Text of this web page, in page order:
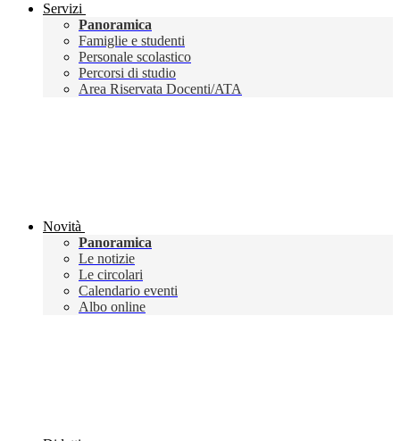
Servizi
Panoramica
Famiglie e studenti
Personale scolastico
Percorsi di studio
Area Riservata Docenti/ATA
Novità
Panoramica
Le notizie
Le circolari
Calendario eventi
Albo online